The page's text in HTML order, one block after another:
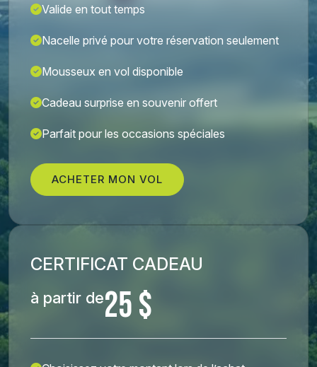
Valide en tout temps
Nacelle privé pour votre réservation seulement
Mousseux en vol disponible
Cadeau surprise en souvenir offert
Parfait pour les occasions spéciales
ACHETER MON VOL
CERTIFICAT CADEAU
à partir de25 $